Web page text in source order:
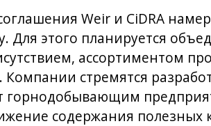
Weir и CiDRA
Для этого планируется
ассортиментом
стремятся
горнодобывающим
содержания